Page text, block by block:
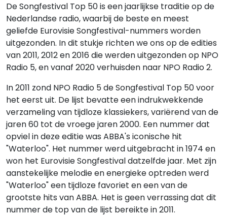
De Songfestival Top 50 is een jaarlijkse traditie op de
Nederlandse radio, waarbij de beste en meest
geliefde Eurovisie Songfestival-nummers worden
uitgezonden. In dit stukje richten we ons op de edities
van 2011, 2012 en 2016 die werden uitgezonden op NPO
Radio 5, en vanaf 2020 verhuisden naar NPO Radio 2.
In 2011 zond NPO Radio 5 de Songfestival Top 50 voor
het eerst uit. De lijst bevatte een indrukwekkende
verzameling van tijdloze klassiekers, variërend van de
jaren 60 tot de vroege jaren 2000. Een nummer dat
opviel in deze editie was ABBA's iconische hit
"Waterloo". Het nummer werd uitgebracht in 1974 en
won het Eurovisie Songfestival datzelfde jaar. Met zijn
aanstekelijke melodie en energieke optreden werd
"Waterloo" een tijdloze favoriet en een van de
grootste hits van ABBA. Het is geen verrassing dat dit
nummer de top van de lijst bereikte in 2011.